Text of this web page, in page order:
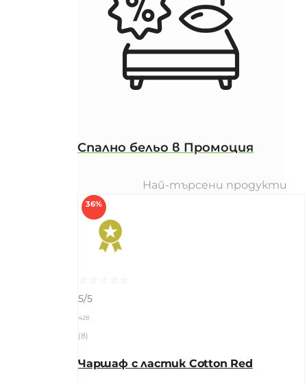
Спално бельо в Промоция
Най-търсени продукти
36%
☆ ☆ ☆ ☆
☆
5/5
428
(8)
Чаршаф с ластик Cotton Red